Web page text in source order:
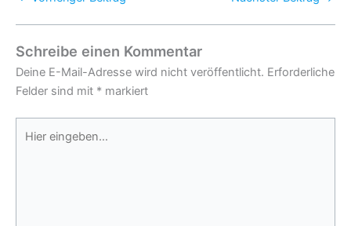
Schreibe einen Kommentar
Deine E-Mail-Adresse wird nicht veröffentlicht. Erforderliche
Felder sind mit * markiert
eingeben…